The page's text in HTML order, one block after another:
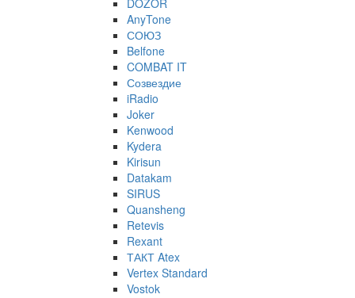
AnyTone
СОЮЗ
Belfone
COMBAT IT
Созвездие
iRadio
Joker
Kenwood
Kydera
Kirisun
Datakam
SIRUS
Quansheng
Retevis
Rexant
ТАКТ Atex
Vertex Standard
Vostok